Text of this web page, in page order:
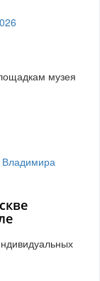
музея